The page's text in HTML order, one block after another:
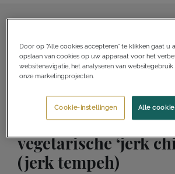
Ananas fried rice
vegetarische ‘jerk
(jerk tempeh)
Door op “Alle cookies accepteren” te klikken gaat u
opslaan van cookies op uw apparaat voor het
websitenavigatie, het analyseren van
onze marketingprojecten.
Alle
Cookie-instellingen